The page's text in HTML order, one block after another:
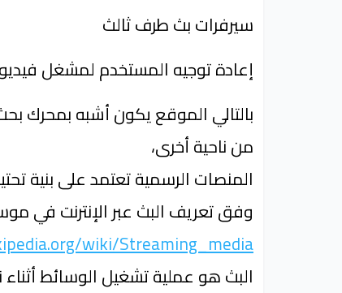
سيرفرات بث طرف ثالث
إعادة توجيه المستخدم لمشغل فيديو
بالتالي الموقع يكون أشبه بمحرك
من ناحية أخرى،
المنصات الرسمية تعتمد على بنية
وفق تعريف البث عبر الإنترنت في
wiki/Streaming_media
البث هو عملية تشغيل الوسائط